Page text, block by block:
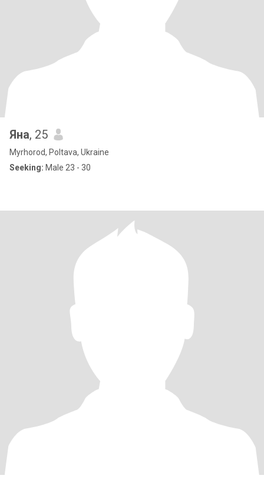
Яна, 25
Myrhorod, Poltava, Ukraine
Seeking: Male 23 - 30